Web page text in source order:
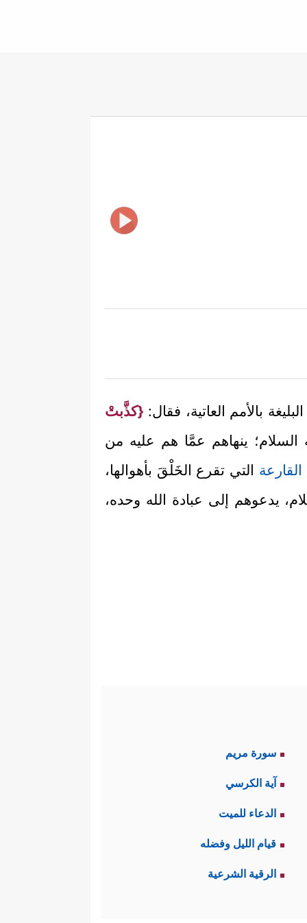
بالأمم العاتية، فقال: {كذَّبتْ
ينهاهم عمَّا هم عليه من
القارعة التي تقرع الخَلْقَ بأهوالها،
يدعوهم إلى عبادة الله وحده،
سورة مريم
آية الكرسي
الدعاء للميت
قيام الليل وفضله
الرقية الشرعية